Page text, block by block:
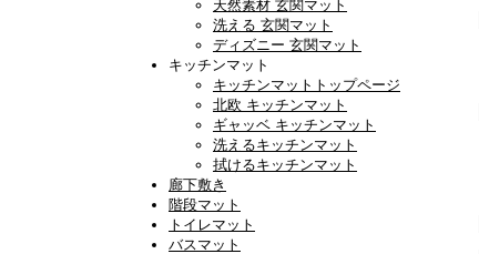
天然素材 玄関マット
洗える 玄関マット
ディズニー 玄関マット
キッチンマット
キッチンマットトップページ
北欧 キッチンマット
ギャッベ キッチンマット
洗えるキッチンマット
拭けるキッチンマット
廊下敷き
階段マット
トイレマット
バスマット